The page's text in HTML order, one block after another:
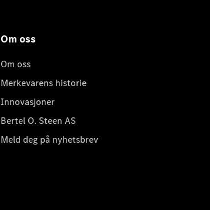
Om oss
Om oss
Merkevarens historie
Innovasjoner
Bertel O. Steen AS
Meld deg på nyhetsbrev